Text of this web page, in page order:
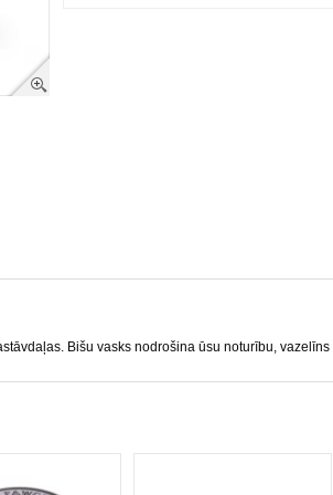
Bišu vasks nodrošina ūsu noturību,